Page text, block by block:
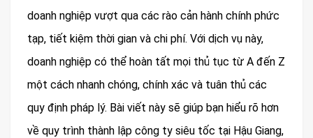
doanh nghiệp vượt qua các rào cản hành chính phức
tạp, tiết kiệm thời gian và chi phí. Với dịch vụ này,
doanh nghiệp có thể hoàn tất mọi thủ tục từ A đến Z
một cách nhanh chóng, chính xác và tuân thủ các
quy định pháp lý. Bài viết này sẽ giúp bạn hiểu rõ hơn
về quy trình thành lập công ty siêu tốc tại Hậu Giang,